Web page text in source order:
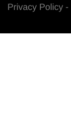
Privacy Policy -